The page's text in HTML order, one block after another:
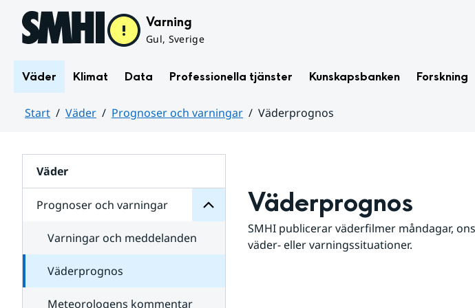
Hoppa till sidans innehåll Varning
Gul, Sverige
Väder Klimat Data Professionella tjänster Kunskapsbanken Forskning
Start Väder Prognoser och varningar
Väderprognos
Väder
Prognoser och varningar
för
varningar
Varningar och meddelanden
Väderprognos
Meteorologens kommentar
Väderprognos
SMHI publicerar väderfilmer måndagar,
väder- eller varningssituationer.